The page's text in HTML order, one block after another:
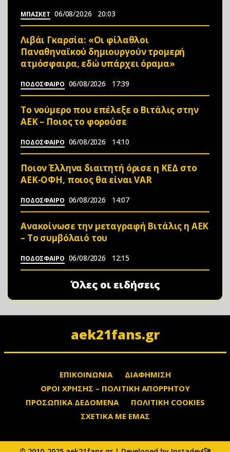
ΜΠΑΣΚΕΤ 06/08/2026 20:03
Λιβάι Γκαρσία: «Οι φίλαθλοι
Παναθηναϊκού δημιουργούν τρομερή
ατμόσφαιρα, εδώ υπάρχει όραμα»
ΠΟΔΟΣΦΑΙΡΟ 06/08/2026 17:39
Το νούμερο που επέλεξε ο Βιτάλις στην
ΑΕΚ – Ποιος το φορούσε
ΠΟΔΟΣΦΑΙΡΟ 06/08/2026 14:10
Ποιον Έλληνα διαιτητή όρισε η ΚΕΔ στο
ΑΕΚ-ΟΦΗ, ποιος θα είναι VAR
ΠΟΔΟΣΦΑΙΡΟ 06/08/2026 14:07
Ανακοίνωσε την μεταγραφή Βιτάλις η ΑΕΚ
– Το συμβόλαιό του
ΠΟΔΟΣΦΑΙΡΟ 06/08/2026 12:15
Όλες οι ειδήσεις
aek21fans.gr
ΕΠΙΚΟΙΝΩΝΙΑ
ΔΙΑΦΗΜΙΣΗ
ΟΡΟΙ ΧΡΗΣΗΣ – ΠΟΛΙΤΙΚΗ ΑΠΟΡΡΗΤΟΥ
ΠΡΟΣΩΠΙΚΑ ΔΕΔΟΜΕΝΑ
ΠΟΛΙΤΙΚΗ COOKIES
ΣΧΕΤΙΚΑ ΜΕ ΕΜΑΣ